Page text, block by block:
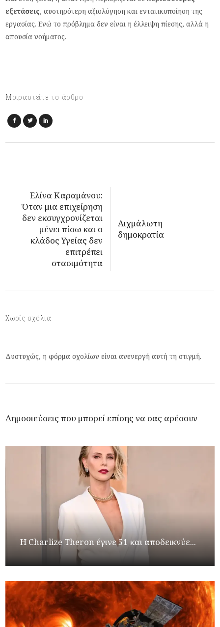
εξετάσεις, αυστηρότερη αξιολόγηση και εντατικοποίηση της
εργασίας. Ενώ το πρόβλημα δεν είναι η έλλειψη πίεσης, αλλά η
απουσία νοήματος.
Μοιραστείτε το άρθρο
Ελίνα Καραμάνου:
Όταν μια επιχείρηση
δεν εκσυγχρονίζεται
μένει πίσω και ο
κλάδος Υγείας δεν
επιτρέπει
στασιμότητα
Αιχμάλωτη
δημοκρατία
Χωρίς σχόλια
Δυστυχώς, η φόρμα σχολίων είναι ανενεργή αυτή τη στιγμή.
Δημοσιεύσεις που μπορεί επίσης να σας αρέσουν
Η Charlize Theron έγινε 51 και αποδεικνύε...